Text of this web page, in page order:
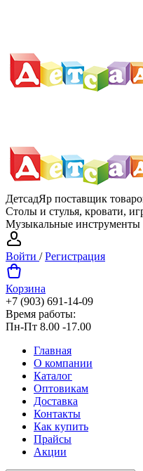
ДетсадЯр поставщик
Столы и стулья, кровати,
Музыкальные инструменты
Войти /Регистрация
Корзина
+7 (903) 691-14-09
Время работы:
Пн-Пт 8.00 -17.00
Главная
О компании
Каталог
Оптовикам
Доставка
Контакты
Как купить
Прайсы
Акции